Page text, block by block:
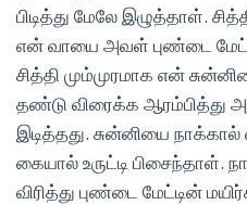
பிடித்து மேலே இழுத்தாள்.
என் வாயை அவள் புண்டை
சித்தி மும்முரமாக என்
தண்டு விரைக்க
இடித்தது. சுன்னியை
கையால் உருட்டி
விரித்து புண்டை மேட்டின்